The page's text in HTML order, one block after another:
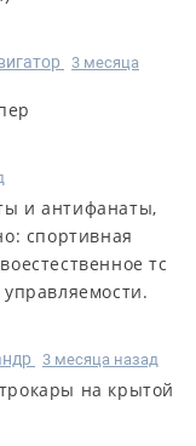
3 месяца
и антифанаты,
спортивная
тс
3 месяца назад
на крытой